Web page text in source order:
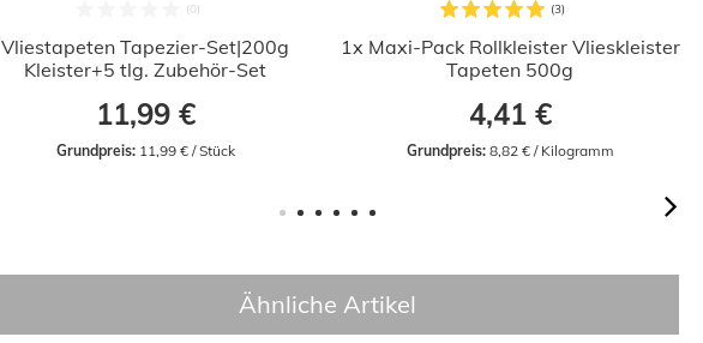
Vliestapeten Tapezier-Set|200g
Kleister+5 tlg. Zubehör-Set
11,99 €
Grundpreis: 11,99 € / Stück
1x Maxi-Pack Rollkleister Vlieskleister
Tapeten 500g
4,41 €
Grundpreis: 8,82 € / Kilogramm
Ähnliche Artikel